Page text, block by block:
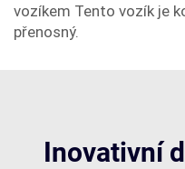
vozíkem Tento vozík je
přenosný.
Inovativní